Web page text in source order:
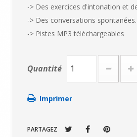
-> Des exercices d'intonation et
-> Des conversations spontanées.
-> Pistes MP3 téléchargeables
Quantité
Imprimer
PARTAGEZ